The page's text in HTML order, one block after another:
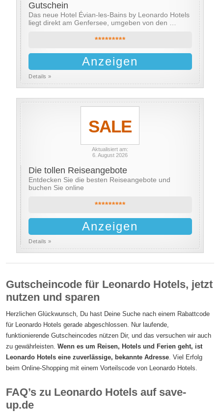
Gutschein
Das neue Hotel Évian-les-Bains by Leonardo Hotels
liegt direkt am Genfersee, umgeben von den …
*********
Anzeigen
Details »
SALE
Aktualisiert am:
6. August 2026
Die tollen Reiseangebote
Entdecken Sie die besten Reiseangebote und
buchen Sie online
*********
Anzeigen
Details »
Gutscheincode für Leonardo Hotels, jetzt
nutzen und sparen
Herzlichen Glückwunsch, Du hast Deine Suche nach einem Rabattcode
für Leonardo Hotels gerade abgeschlossen. Nur laufende,
funktionierende Gutscheincodes nützen Dir, und das versuchen wir auch
zu gewährleisten.Wenn es um Reisen, Hotels und Ferien geht, ist
Leonardo Hotels eine zuverlässige, bekannte Adresse. Viel Erfolg
beim Online-Shopping mit einem Vorteilscode von Leonardo Hotels.
FAQ’s zu Leonardo Hotels auf save-
up.de